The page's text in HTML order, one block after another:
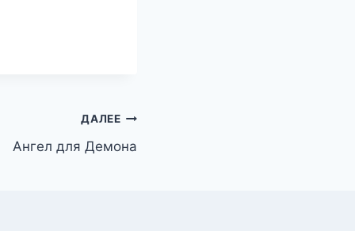
ДАЛЕЕ
Ангел для Демона